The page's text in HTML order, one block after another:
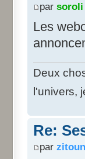
par soroli
Les
Deux
l'univers,
Re:
par